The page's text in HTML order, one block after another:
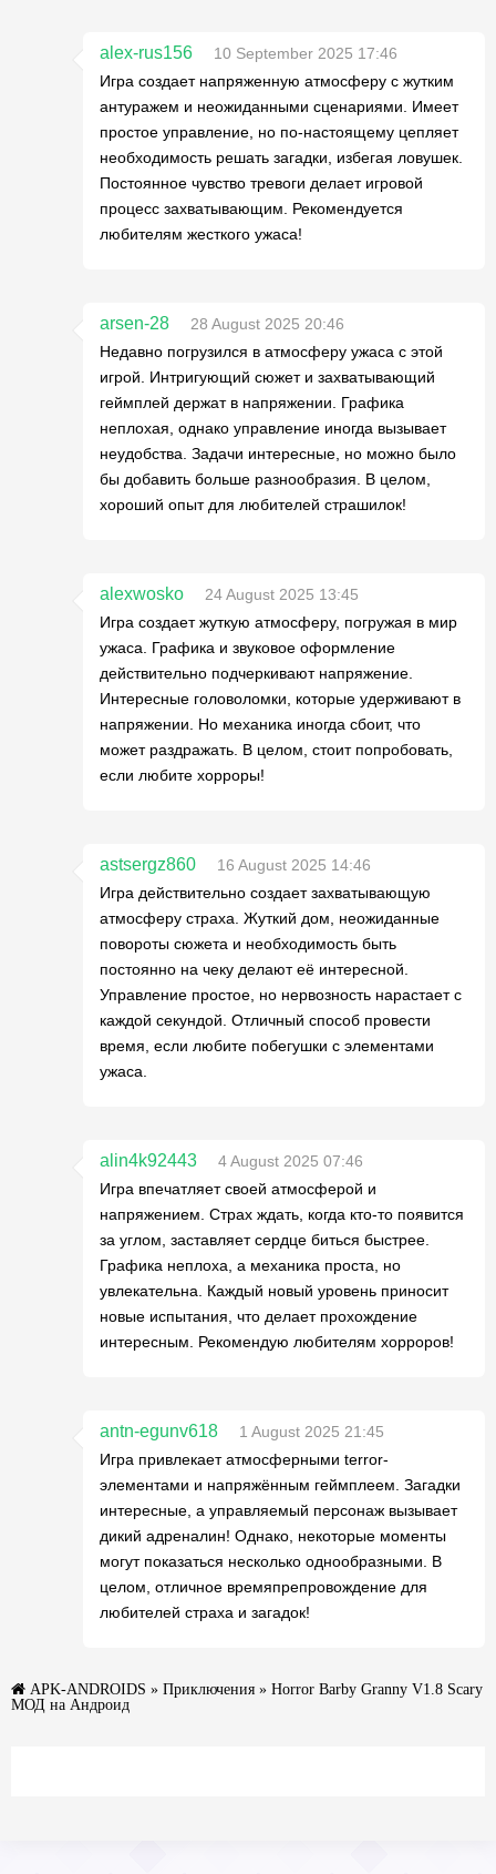
alex-rus156
10 September 2025 17:46
Игра создает напряженную атмосферу с жутким
антуражем и неожиданными сценариями. Имеет
простое управление, но по-настоящему цепляет
необходимость решать загадки, избегая ловушек.
Постоянное чувство тревоги делает игровой
процесс захватывающим. Рекомендуется
любителям жесткого ужаса!
arsen-28
28 August 2025 20:46
Недавно погрузился в атмосферу ужаса с этой
игрой. Интригующий сюжет и захватывающий
геймплей держат в напряжении. Графика
неплохая, однако управление иногда вызывает
неудобства. Задачи интересные, но можно было
бы добавить больше разнообразия. В целом,
хороший опыт для любителей страшилок!
alexwosko
24 August 2025 13:45
Игра создает жуткую атмосферу, погружая в мир
ужаса. Графика и звуковое оформление
действительно подчеркивают напряжение.
Интересные головоломки, которые удерживают в
напряжении. Но механика иногда сбоит, что
может раздражать. В целом, стоит попробовать,
если любите хорроры!
astsergz860
16 August 2025 14:46
Игра действительно создает захватывающую
атмосферу страха. Жуткий дом, неожиданные
повороты сюжета и необходимость быть
постоянно на чеку делают её интересной.
Управление простое, но нервозность нарастает с
каждой секундой. Отличный способ провести
время, если любите побегушки с элементами
ужаса.
alin4k92443
4 August 2025 07:46
Игра впечатляет своей атмосферой и
напряжением. Страх ждать, когда кто-то появится
за углом, заставляет сердце биться быстрее.
Графика неплоха, а механика проста, но
увлекательна. Каждый новый уровень приносит
новые испытания, что делает прохождение
интересным. Рекомендую любителям хорроров!
antn-egunv618
1 August 2025 21:45
Игра привлекает атмосферными terror-
элементами и напряжённым геймплеем. Загадки
интересные, а управляемый персонаж вызывает
дикий адреналин! Однако, некоторые моменты
могут показаться несколько однообразными. В
целом, отличное времяпрепровождение для
любителей страха и загадок!
APK-ANDROIDS » Приключения » Horror Barby Granny V1.8 Scary
МОД на Андроид